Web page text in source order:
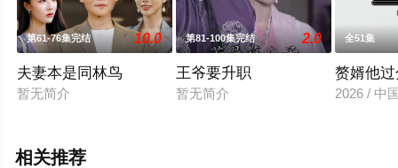
第61-76集完结 10.0
夫妻本是同林鸟
暂无简介
第81-100集完结 2.0
王爷要升职
暂无简介
全51集
赘婿他
2026 / 中
相关推荐